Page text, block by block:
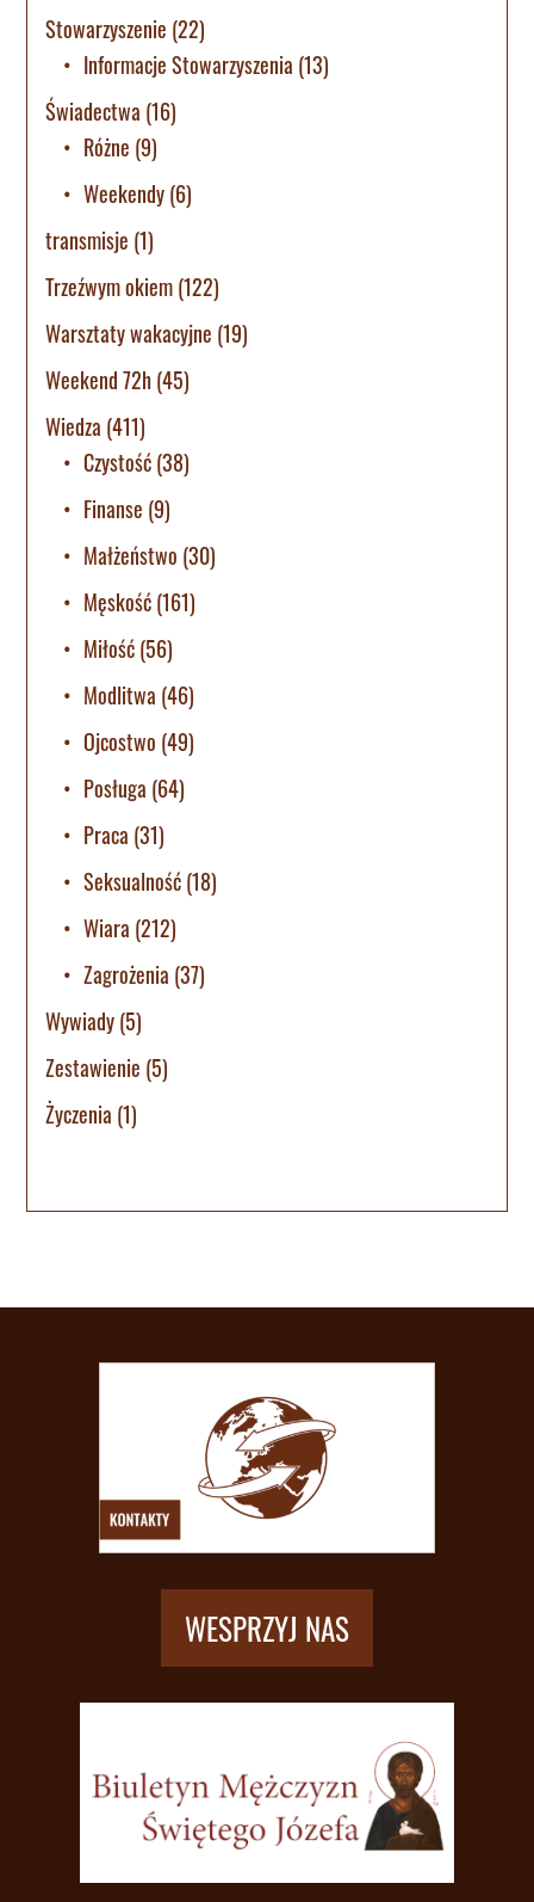
Stowarzyszenie (22)
Informacje Stowarzyszenia (13)
Świadectwa (16)
Różne (9)
Weekendy(6)
transmisje (1)
Trzeźwym okiem(122)
Warsztaty wakacyjne (19)
Weekend 72h(45)
Wiedza (411)
Czystość(38)
Finanse (9)
Małżeństwo (30)
Męskość(161)
Miłość(56)
Modlitwa (46)
Ojcostwo (49)
Posługa (64)
Praca (31)
Seksualność(18)
Wiara (212)
Zagrożenia (37)
Wywiady(5)
Zestawienie (5)
Życzenia (1)
WESPRZYJ NAS